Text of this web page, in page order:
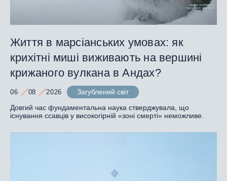
Життя в марсіанських умовах: як
крихітні миші виживають на вершині
крижаного вулкана в Андах?
06 08 2026
Загублений світ
Довгий час фундаментальна наука стверджувала, що
існування ссавців у високогірній «зоні смерті» неможливе.